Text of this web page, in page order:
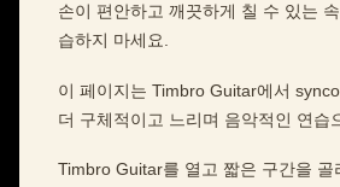
손이 편안하고 깨끗하게 칠 수 있는
습하지 마세요.
이 페이지는 Timbro Guitar에서
더 구체적이고 느리며 음악적인 연습
Timbro Guitar를 열고 짧은 구간을